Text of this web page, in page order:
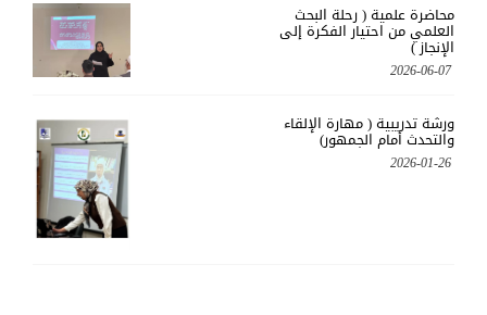
محاضرة علمية ( رحلة البحث
العلمي من احتيار الفكرة إلى
الإنجاز )
2026-06-07
ورشة تدريبية ( مهارة الإلقاء
والتحدث أمام الجمهور)
2026-01-26